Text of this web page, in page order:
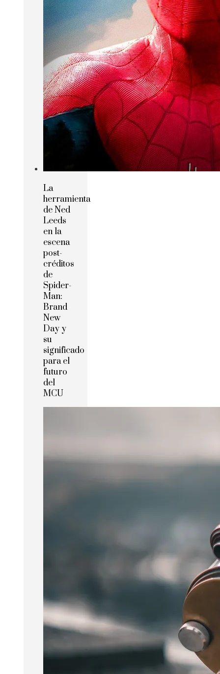
La
herramienta
de Ned
Leeds
en la
escena
post-
créditos
de
Spider-
Man:
Brand
New
Day y
su
significado
para el
futuro
del
MCU